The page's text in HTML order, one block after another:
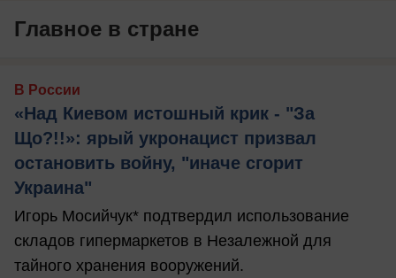
Главное в стране
В России
«Над Киевом истошный крик - "За
Що?!!»: ярый укронацист призвал
остановить войну, "иначе сгорит
Украина"
Игорь Мосийчук* подтвердил использование
складов гипермаркетов в Незалежной для
тайного хранения вооружений.